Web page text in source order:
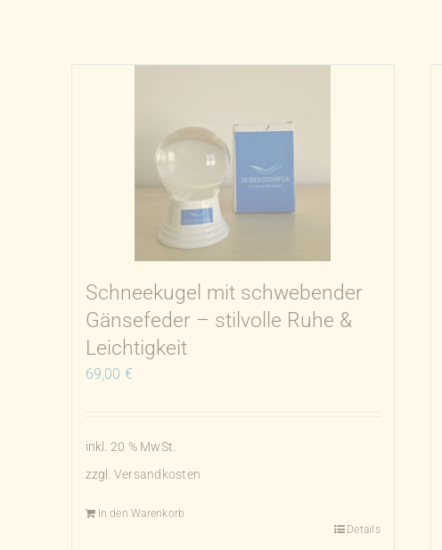
Schneekugel mit schwebender
Gänsefeder – stilvolle Ruhe &
Leichtigkeit
69,00 €
inkl. 20 % MwSt.
zzgl. Versandkosten
In den Warenkorb
Details